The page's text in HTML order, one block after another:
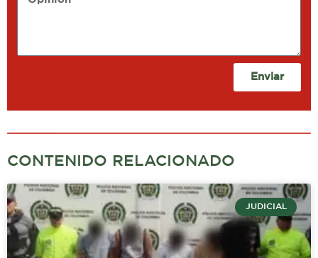
Enviar
CONTENIDO RELACIONADO
JUDICIAL